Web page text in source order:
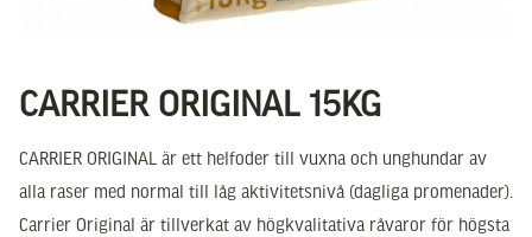
CARRIER ORIGINAL 15KG
CARRIER ORIGINAL är ett helfoder till vuxna och unghundar av
alla raser med normal till låg aktivitetsnivå (dagliga promenader).
Carrier Original är tillverkat av högkvalitativa råvaror för högsta